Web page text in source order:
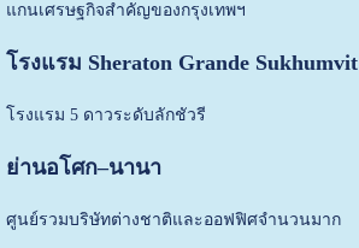
แกนเศรษฐกิจสำคัญของกรุงเทพฯ
โรงแรม Sheraton Grande Sukhumvit
โรงแรม 5 ดาวระดับลักชัวรี
ย่านอโศก–นานา
ศูนย์รวมบริษัทต่างชาติและออฟฟิศจำนวนมาก